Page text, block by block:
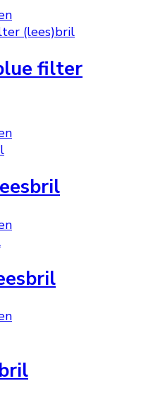
de
productpagina
optie
kan
gekozen
worden
Dit
product
meerdere
variaties.
kan
op
de
filter
Dit
meerdere
variaties.
optie
gekozen
worden
de
Dit
meerdere
variaties.
optie
gekozen
worden
Dit
meerdere
variaties.